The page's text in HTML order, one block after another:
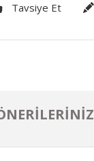
Tavsiye Et